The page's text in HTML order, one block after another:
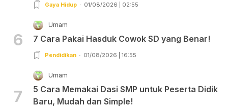
Gaya Hidup 01/08/2026 | 02:55
6
Umam
7 Cara Pakai Hasduk Cowok SD yang Benar!
Pendidikan 01/08/2026 | 16:55
7
Umam
5 Cara Memakai Dasi SMP untuk Peserta Didik
Baru, Mudah dan Simple!